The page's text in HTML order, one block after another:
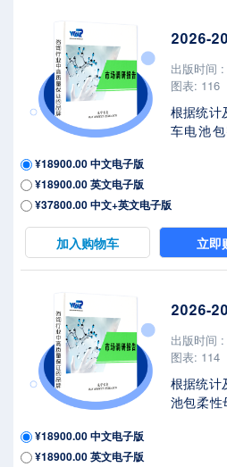
著不确
关税调
互锁连接
联动及供
高压互锁
2026-
出版时间 :
图表: 116
根据统计
车电池
看，中国
2025年市
球的 %
元，届时
著不确
关税调
电池包密
济联动及
动汽车电...
¥18900.00 中文电子版
¥18900.00 英文电子版
¥37800.00 中文+英文电子版
加入购物车 立即
2026-
出版时间 :
图表: 114
根据统计
池包柔性
¥18900.00 中文电子版
¥18900.00 英文电子版